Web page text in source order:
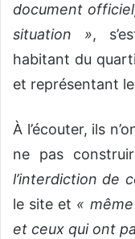
document
situation »,
habitant du
et représentant
À l’écouter, ils
ne pas
l’interdiction de
le site et «
et ceux qui ont